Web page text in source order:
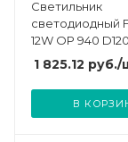
Светильник
светодиодный
12W OP 940
145х35мм 12Вт
90 IP44
даунлайт
11041023291
1 825.12 руб./
В